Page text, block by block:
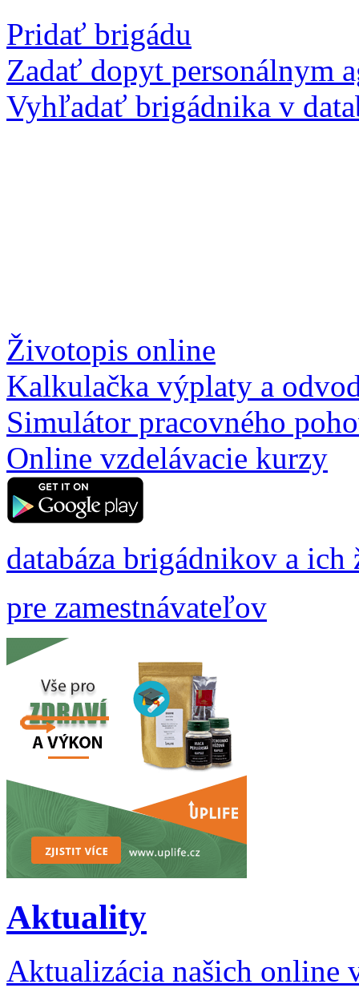
Pridať brigádu
Zadať dopyt personálnym
Vyhľadať brigádnika v
Životopis online
Kalkulačka výplaty a
Simulátor pracovného
Online vzdelávacie kurzy
databáza brigádnikov a
pre zamestnávateľov
Aktuality
Aktualizácia našich online